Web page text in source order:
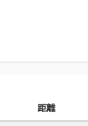
距離